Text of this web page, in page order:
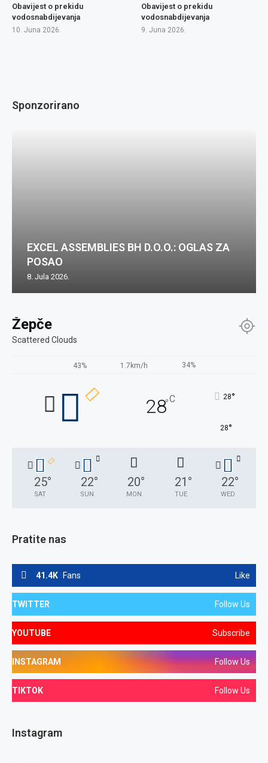
Žepče
Scattered Clouds
43% 1.7km/h 34%
28°C 28°
28°
25°
SAT
22°
SUN
20°
MON
21 °
TUE
22°
WED
Pratite nas
41.4K Fans Like
TWITTER Follow Us
YOUTUBE Subscribe
INSTAGRAM Follow Us
TIKTOK Follow Us
Instagram
Obavijest o prekidu
vodosnabdijevanja
10. Juna 2026.
Obavijest o prekidu
vodosnabdijevanja
9. Juna 2026.
Sponzorirano
EXCEL ASSEMBLIES BH D.O.O.: OGLAS ZA
POSAO
8. Jula 2026.